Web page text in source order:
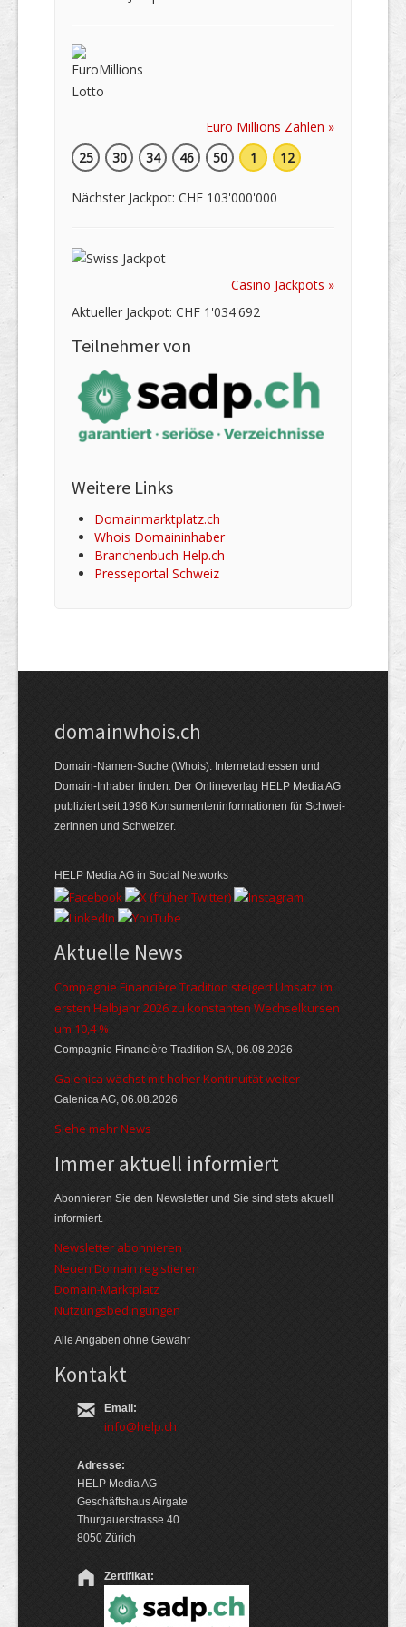
Euro Millions Zahlen »
25
30 34 46 50 1 12
Nächster Jackpot: CHF 103'000'000
Casino Jackpots »
Aktueller Jackpot: CHF 1'034'692
Teilnehmer von
Weitere Links
Domainmarktplatz.ch
Whois Domaininhaber
Branchenbuch Help.ch
Presseportal Schweiz
domainwhois.ch
Domain-Namen-Suche (Whois). Internet­adressen und
Domain-Inhaber finden. Der Online­verlag HELP Media AG
publiziert seit 1996 Konsumenten­informationen für Schwei­
zerinnen und Schweizer.
HELP Media AG in Social Networks
Aktuelle News
Compagnie Financière Tradition steigert Umsatz im
ersten Halbjahr 2026 zu konstanten Wechselkursen
um 10,4 %
Compagnie Financière Tradition SA, 06.08.2026
Galenica wächst mit hoher Kontinuität weiter
Galenica AG, 06.08.2026
Siehe mehr News
Immer aktuell informiert
Abonnieren Sie den Newsletter und Sie sind stets aktuell
informiert.
Newsletter abonnieren
Neuen Domain registieren
Domain-Marktplatz
Nutzungsbedingungen
Alle Angaben ohne Gewähr
Kontakt
Email:
info@help.ch
Adresse:
HELP Media AG
Geschäftshaus Airgate
Thurgauerstrasse 40
8050 Zürich
Zertifikat: